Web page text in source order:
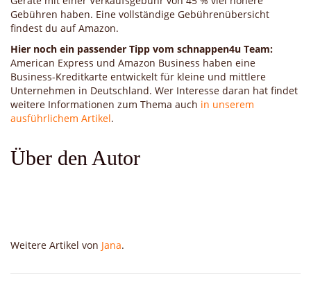
Gebühren haben. Eine vollständige Gebührenübersicht
findest du auf Amazon.
Hier noch ein passender Tipp vom schnappen4u Team:
American Express und Amazon Business haben eine
Business-Kreditkarte entwickelt für kleine und mittlere
Unternehmen in Deutschland. Wer Interesse daran hat findet
weitere Informationen zum Thema auch in unserem
ausführlichem Artikel.
Über den Autor
Weitere Artikel von Jana.